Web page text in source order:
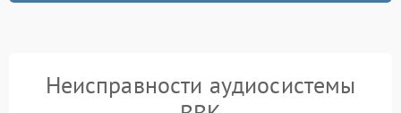
Неисправности аудиосистемы